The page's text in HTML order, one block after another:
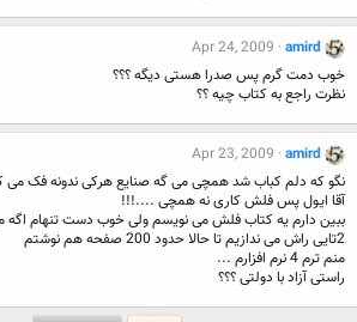
amird
Apr 24, 2009
خوب دمت گرم پس صدرا هستی دیگه ؟؟؟
نظرت راجع به کتاب چیه ؟؟
amird
Apr 23, 2009
نگو که دلم کباب شد همچی می گه صنایع هرکی ندونه فک می
آقا ایول پس فلش کاری نه همچی ....!!!
ببین دارم یه کتاب فلش می نویسم ولی خوب دست تنهام
2تایی راش می ندازیم تا حالا حدود 200 صفحه هم نوشتم
منم ترم 4 نرم افزارم ...
راستی آزاد با دولتی ؟؟؟